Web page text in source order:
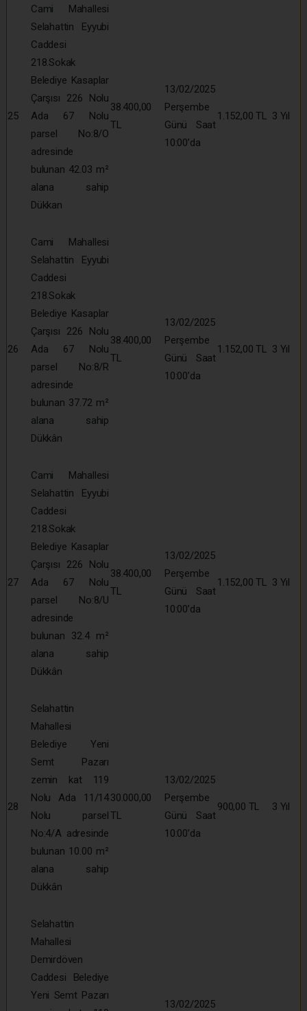
25
Cami Mahallesi
Selahattin Eyyubi
Caddesi
218.Sokak
Belediye Kasaplar
Çarşısı 226 Nolu
Ada 67 Nolu
parsel No:8/O
adresinde
bulunan 42.03 m²
alana sahip
Dükkan
38.400,00
TL
13/02/2025
Perşembe
Günü Saat
10:00’da
1.152,00 TL 3 Yıl
26
Cami Mahallesi
Selahattin Eyyubi
Caddesi
218.Sokak
Belediye Kasaplar
Çarşısı 226 Nolu
Ada 67 Nolu
parsel No:8/R
adresinde
bulunan 37.72 m²
alana sahip
Dükkân
38.400,00
TL
13/02/2025
Perşembe
Günü Saat
10:00’da
1.152,00 TL 3 Yıl
27
Cami Mahallesi
Selahattin Eyyubi
Caddesi
218.Sokak
Belediye Kasaplar
Çarşısı 226 Nolu
Ada 67 Nolu
parsel No:8/U
adresinde
bulunan 32.4 m²
alana sahip
Dükkân
38.400,00
TL
13/02/2025
Perşembe
Günü Saat
10:00’da
1.152,00 TL 3 Yıl
28
Selahattin
Mahallesi
Belediye Yeni
Semt Pazarı
zemin kat 119
Nolu Ada 11/14
Nolu parsel
No:4/A adresinde
bulunan 10.00 m²
alana sahip
Dükkân
30.000,00
TL
13/02/2025
Perşembe
Günü Saat
10:00’da
900,00 TL 3 Yıl
Selahattin
Mahallesi
Demirdöven
Caddesi Belediye
Yeni Semt Pazarı
13/02/2025